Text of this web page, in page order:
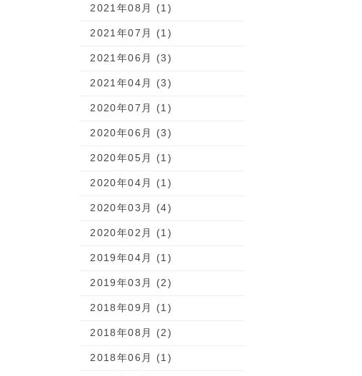
2021年08月 (1)
2021年07月 (1)
2021年06月 (3)
2021年04月 (3)
2020年07月 (1)
2020年06月 (3)
2020年05月 (1)
2020年04月 (1)
2020年03月 (4)
2020年02月 (1)
2019年04月 (1)
2019年03月 (2)
2018年09月 (1)
2018年08月 (2)
2018年06月 (1)